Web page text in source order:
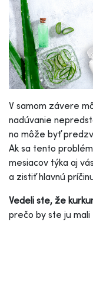
V samom závere
nadúvanie
no môže byť
Ak sa tento
mesiacov týka aj
a zistiť hlavnú
Vedeli ste, že
prečo by ste ju mali